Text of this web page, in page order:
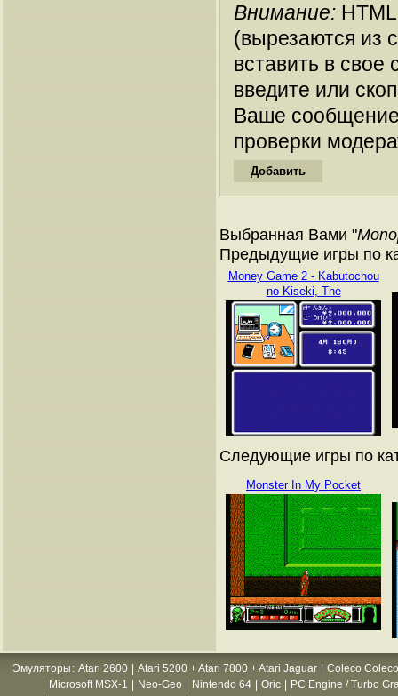
Внимание:
(вырезаются из
вставить в
введите или
Ваше
проверки
Выбранная Вами "
Предыдущие игры по
Money Game 2 - Kabutochou
no Kiseki, The
Следующие игры по
Monster In My Pocket
Эмуляторы : Atari 2600 Atari 5200 + Atari 7800 + Atari Jaguar
Coleco
Microsoft MSX-1 Neo-Geo Nintendo 64 Oric
PC Engine / Turbo